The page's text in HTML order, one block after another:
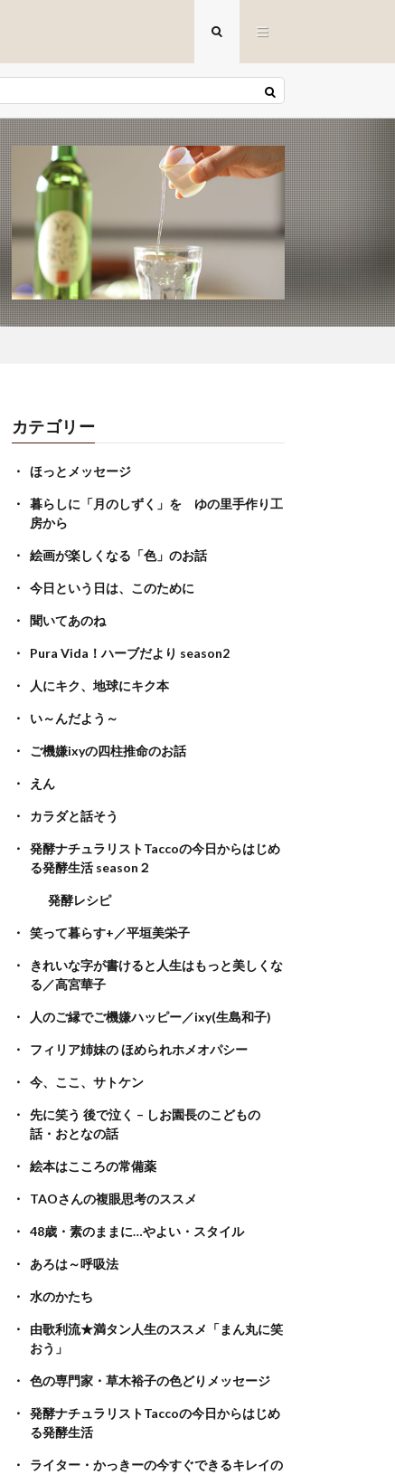
カテゴリー
ほっとメッセージ
暮らしに「月のしずく」を ゆの里手作り工
房から
絵画が楽しくなる「色」のお話
今日という日は、このために
聞いてあのね
Pura Vida！ハーブだより season2
人にキク、地球にキク本
い～んだよう～
ご機嫌ixyの四柱推命のお話
えん
カラダと話そう
発酵ナチュラリストTaccoの今日からはじめ
る発酵生活 season２
発酵レシピ
笑って暮らす+／平垣美栄子
きれいな字が書けると人生はもっと美しくな
る／高宮華子
人のご縁でご機嫌ハッピー／ixy(生島和子)
フィリア姉妹の ほめられホメオパシー
今、ここ、サトケン
先に笑う 後で泣く – しお園長のこどもの
話・おとなの話
絵本はこころの常備薬
TAOさんの複眼思考のススメ
48歳・素のままに…やよい・スタイル
あろは～呼吸法
水のかたち
由歌利流★満タン人生のススメ「まん丸に笑
おう」
色の専門家・草木裕子の色どりメッセージ
発酵ナチュラリストTaccoの今日からはじめ
る発酵生活
ライター・かっきーの今すぐできるキレイの